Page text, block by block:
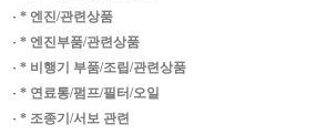
· * 엔진/관련상품
· * 엔진부품/관련상품
· * 비행기 부품/조립/관련상품
· * 연료통/펌프/필터/오일
· * 조종기/서보 관련